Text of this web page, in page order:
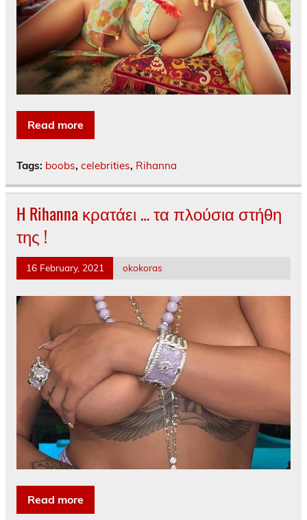
Read more
Tags: boobs, celebrities, Rihanna
H Rihanna κρατάει … τα πλούσια στήθη
της !
16 February, 2021 okokoras
Read more